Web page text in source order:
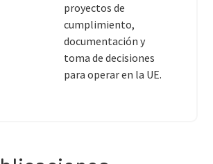
proyectos de
cumplimiento,
documentación y
toma de decisiones
para operar en la UE.